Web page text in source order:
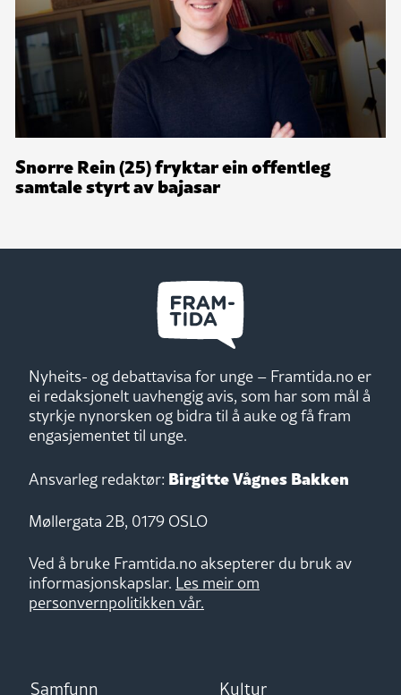
Snorre Rein (25) fryktar ein offentleg
samtale styrt av bajasar
Nyheits- og debattavisa for unge – Framtida.no er
ei redaksjonelt uavhengig avis, som har som mål å
styrkje nynorsken og bidra til å auke og få fram
engasjementet til unge.
Ansvarleg redaktør: Birgitte Vågnes Bakken
Møllergata 2B, 0179 OSLO
Ved å bruke Framtida.no aksepterer du bruk av
informasjonskapslar. Les meir om
personvernpolitikken vår.
Samfunn
Kultur